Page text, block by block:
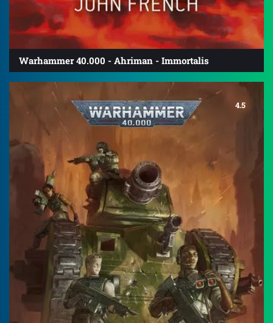
Warhammer 40.000 - Ahriman - Immortalis
4.5